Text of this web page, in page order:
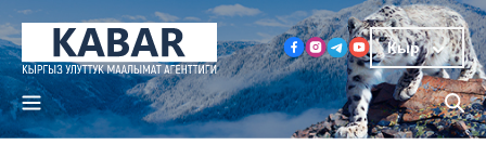
Кыр